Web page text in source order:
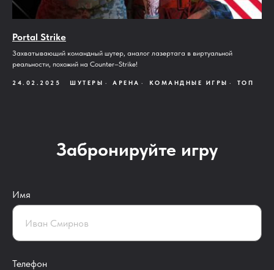
Portal Strike
Захватывающий командный шутер, аналог лазертага в виртуальной
реальности, похожий на Counter–Strike!
24.02.2025 ШУТЕРЫ АРЕНА КОМАНДНЫЕ ИГРЫ ТОП
Забронируйте игру
Имя
Телефон